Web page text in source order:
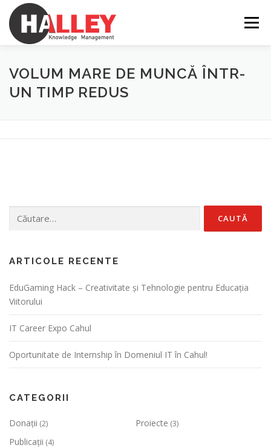
conținut
Meniu
SERVICII CARACTERISTICI NOUTĂȚI
VOLUM MARE DE MUNCĂ ÎNTR-
UN TIMP REDUS
după:
ARTICOLE RECENTE
EduGaming Hack – Creativitate și Tehnologie pentru Educația
Viitorului
IT Career Expo Cahul
Oportunitate de Internship în Domeniul IT în Cahul!
CATEGORII
Donații (2) Proiecte (3)
Publicații (4)